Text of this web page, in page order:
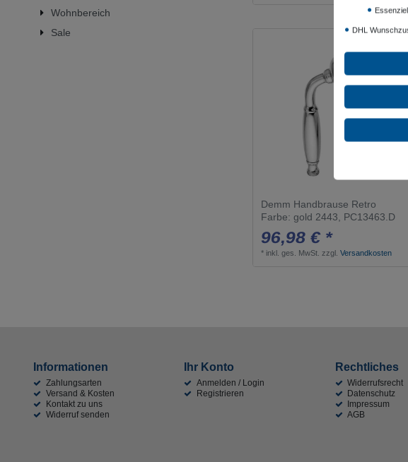
Wohnbereich
Sale
Demm Handbrause Retro
Farbe: gold 2443, PC13463.D
96,98 € *
* inkl. ges. MwSt. zzgl.Versandkosten
Informationen
Zahlungsarten
Versand & Kosten
Kontakt zu uns
Widerruf senden
Ihr Konto
Anmelden / Login
Registrieren
Rechtliches
Widerrufsrecht
Datenschutz
Impressum
AGB
DHL